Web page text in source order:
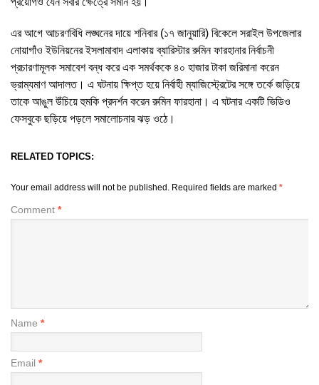
এর আগে আচরণবিধি লঙ্ঘনের দায়ে শনিবার (১৭ জানুয়ারি) বিকেলে সরাইল উপজেলার
নোয়াগাঁও ইউনিয়নের ইসলামাবাদ এলাকায় ব্যারিস্টার রুমিন ফারহানার নির্বাচনী
প্রচারণামূলক সমাবেশ বন্ধ করে এক সমর্থককে ৪০ হাজার টাকা জরিমানা করেন
ভ্রাম্যমাণ আদালত। এ ঘটনায় ক্ষিপ্ত হয়ে নির্বাহী ম্যাজিস্ট্রেটের সঙ্গে তর্কে জড়িয়ে
তাকে আঙুল উঁচিয়ে হুমকি প্রদর্শন করেন রুমিন ফারহানা। এ ঘটনার একটি ভিডিও
ফেসবুকে ছড়িয়ে পড়লে সমালোচনার ঝড় ওঠে।
RELATED TOPICS:
Your email address will not be published. Required fields are marked *
Comment *
Name *
Email *